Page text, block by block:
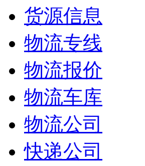
货源信息
物流专线
物流报价
物流车库
物流公司
快递公司